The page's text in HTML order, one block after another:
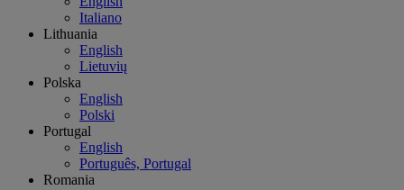
Italiano
Lithuania
English
Lietuvių
Polska
English
Polski
Portugal
English
Português, Portugal
Romania